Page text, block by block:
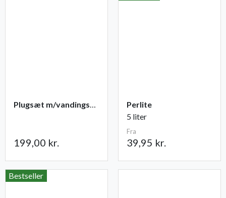
Plugsæt m/vandingsmåtte 84 celler
199,00 kr.
Perlite
5 liter
Fra
39,95 kr.
Bestseller